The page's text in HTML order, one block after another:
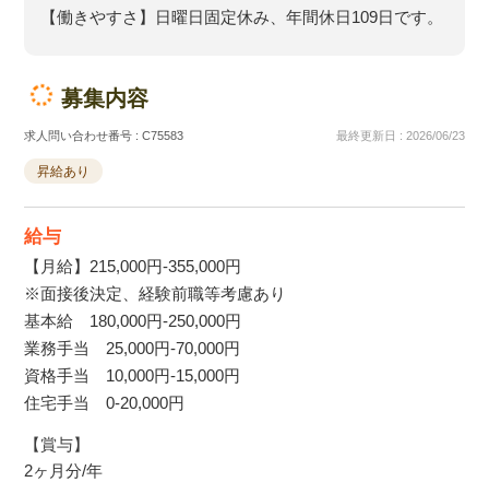
【働きやすさ】日曜日固定休み、年間休日109日です。
募集内容
求人問い合わせ番号 : C75583 最終更新日 : 2026/06/23
昇給あり
給与
【月給】215,000円-355,000円
※面接後決定、経験前職等考慮あり
基本給 180,000円-250,000円
業務手当 25,000円-70,000円
資格手当 10,000円-15,000円
住宅手当 0-20,000円
【賞与】
2ヶ月分/年